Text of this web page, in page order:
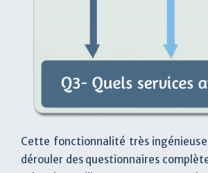
Cette fonctionnalité très
dérouler des questionnaires